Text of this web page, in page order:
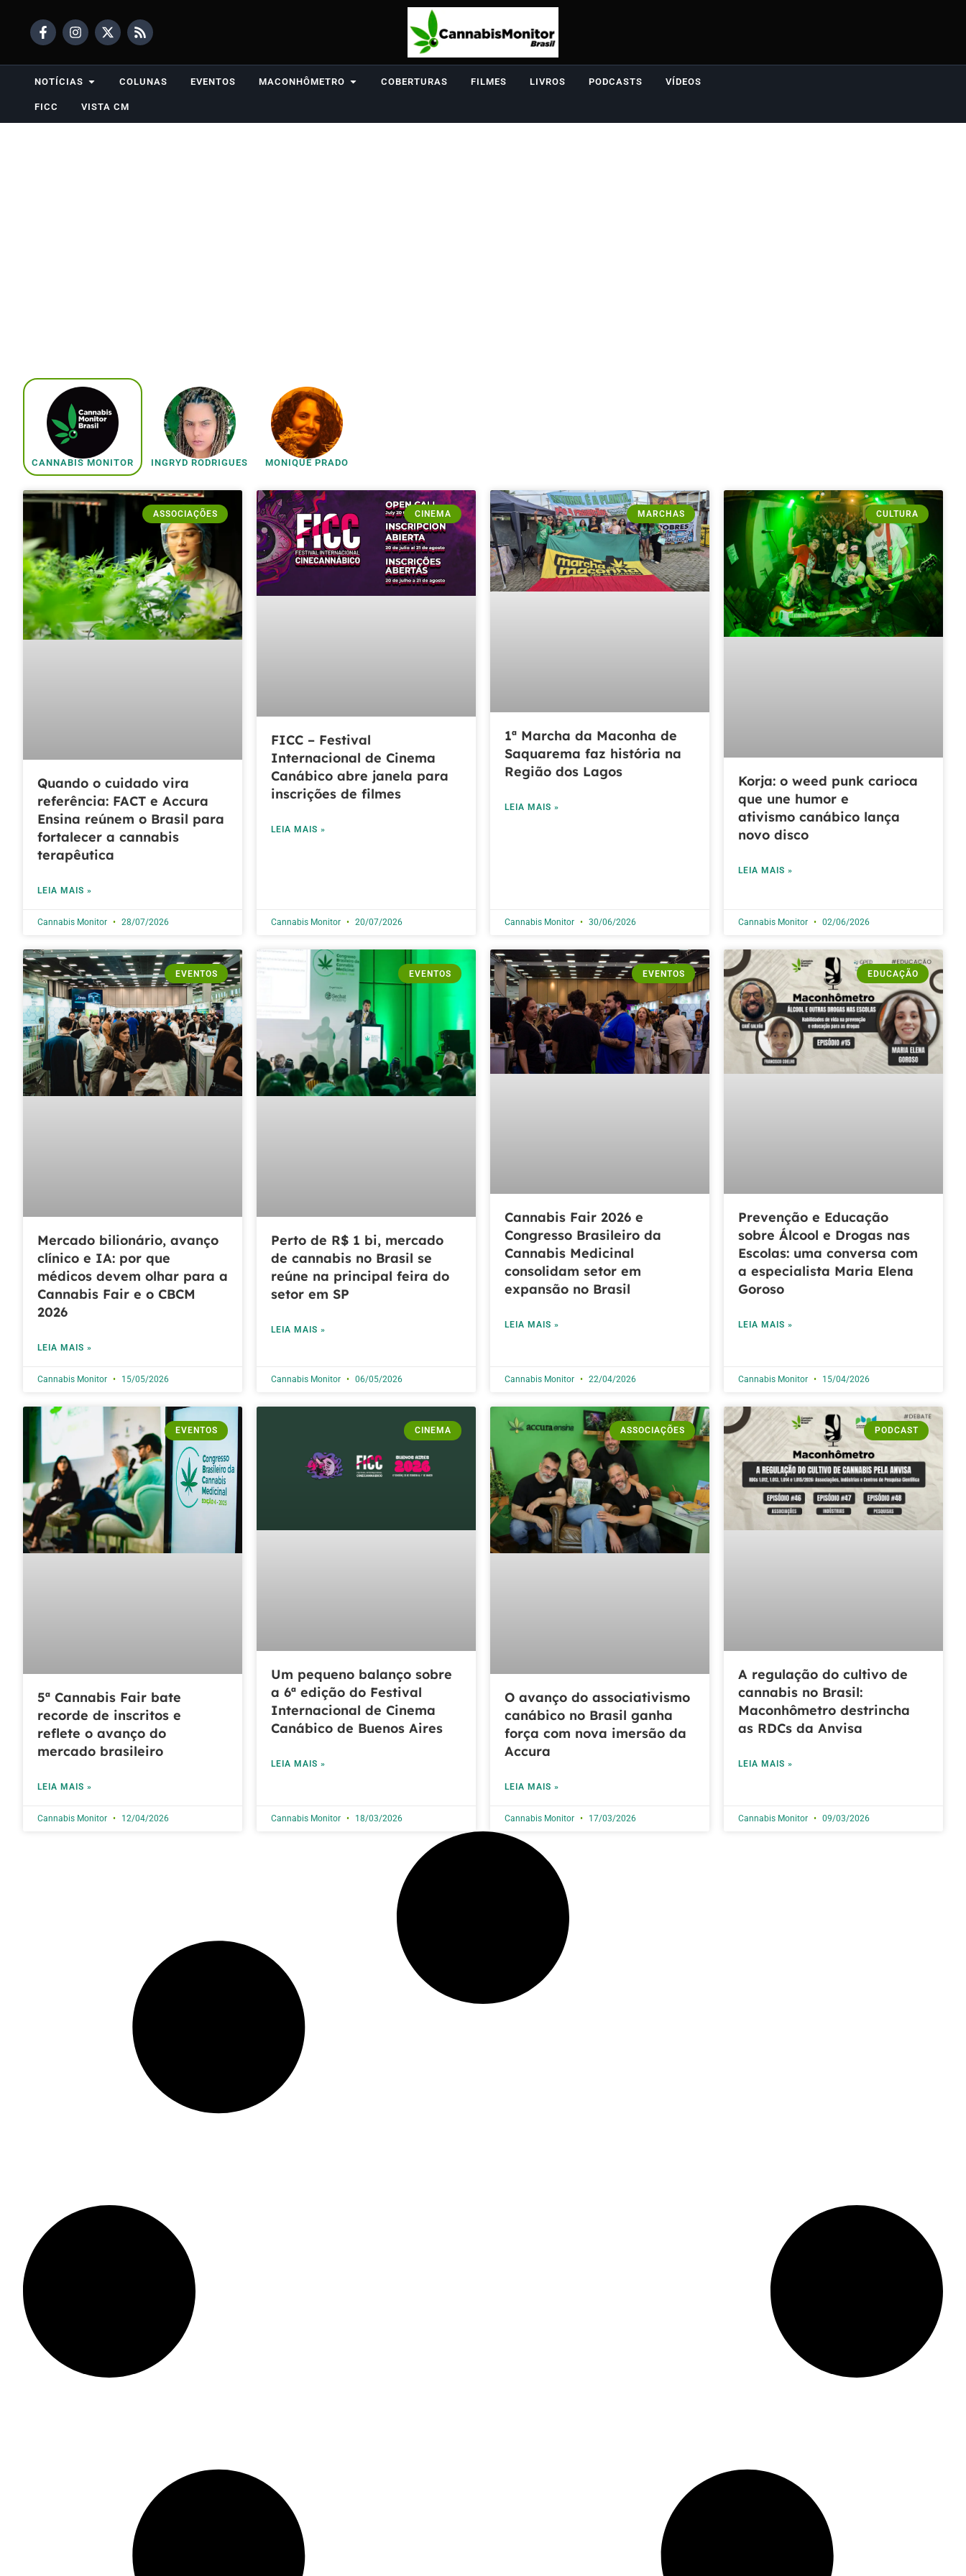
NOTÍCIAS COLUNAS EVENTOS MACONHÔMETRO COBERTURAS FILMES LIVROS PODCASTS VÍDEOS
FICC VISTA CM
CANNABIS MONITOR INGRYD RODRIGUES MONIQUE PRADO
ASSOCIAÇÕES
Quando o cuidado vira
referência: FACT e Accura
Ensina reúnem o Brasil para
fortalecer a cannabis
terapêutica
LEIA MAIS »
Cannabis Monitor 28/07/2026
CINEMA
FICC – Festival
Internacional de Cinema
Canábico abre janela para
inscrições de filmes
LEIA MAIS »
Cannabis Monitor 20/07/2026
MARCHAS
1ª Marcha da Maconha de
Saquarema faz história na
Região dos Lagos
LEIA MAIS »
Cannabis Monitor 30/06/2026
CULTURA
Korja: o weed punk carioca
que une humor e
ativismo canábico lança
novo disco
LEIA MAIS »
Cannabis Monitor 02/06/2026
EVENTOS
Mercado bilionário, avanço
clínico e IA: por que
médicos devem olhar para a
Cannabis Fair e o CBCM
2026
LEIA MAIS »
Cannabis Monitor 15/05/2026
EVENTOS
Perto de R$ 1 bi, mercado
de cannabis no Brasil se
reúne na principal feira do
setor em SP
LEIA MAIS »
Cannabis Monitor 06/05/2026
EVENTOS
Cannabis Fair 2026 e
Congresso Brasileiro da
Cannabis Medicinal
consolidam setor em
expansão no Brasil
LEIA MAIS »
Cannabis Monitor 22/04/2026
EDUCAÇÃO
Prevenção e Educação
sobre Álcool e Drogas nas
Escolas: uma conversa com
a especialista Maria Elena
Goroso
LEIA MAIS »
Cannabis Monitor 15/04/2026
EVENTOS
5ª Cannabis Fair bate
recorde de inscritos e
reflete o avanço do
mercado brasileiro
LEIA MAIS »
Cannabis Monitor 12/04/2026
CINEMA
Um pequeno balanço sobre
a 6ª edição do Festival
Internacional de Cinema
Canábico de Buenos Aires
LEIA MAIS »
Cannabis Monitor 18/03/2026
ASSOCIAÇÕES
O avanço do associativismo
canábico no Brasil ganha
força com nova imersão da
Accura
LEIA MAIS »
Cannabis Monitor 17/03/2026
PODCAST
A regulação do cultivo de
cannabis no Brasil:
Maconhômetro destrincha
as RDCs da Anvisa
LEIA MAIS »
Cannabis Monitor 09/03/2026